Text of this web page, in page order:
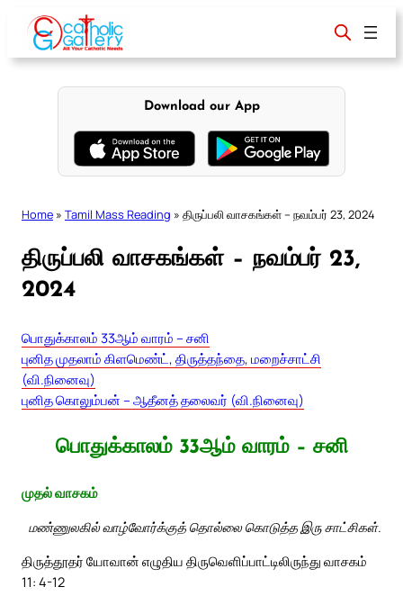
content
Download our App
Home » Tamil Mass Reading » திருப்பலி வாசகங்கள் – நவம்பர் 23, 2024
திருப்பலி வாசகங்கள் – நவம்பர் 23,
2024
பொதுக்காலம் 33ஆம் வாரம் – சனி
புனித முதலாம் கிளமெண்ட், திருத்தந்தை, மறைச்சாட்சி
(வி.நினைவு)
புனித கொலும்பன் – ஆதீனத் தலைவர் (வி.நினைவு)
பொதுக்காலம் 33ஆம் வாரம் – சனி
முதல் வாசகம்
மண்ணுலகில் வாழ்வோர்க்குத் தொல்லை கொடுத்த இரு சாட்சிகள்.
திருத்தூதர் யோவான் எழுதிய திருவெளிப்பாட்டிலிருந்து வாசகம்
11: 4-12